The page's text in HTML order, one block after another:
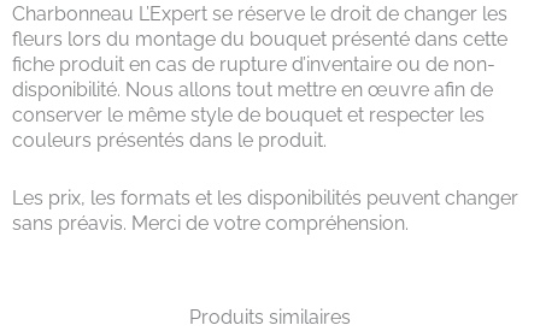
Charbonneau L’Expert se réserve le droit de changer les
fleurs lors du montage du bouquet présenté dans cette
fiche produit en cas de rupture d’inventaire ou de non-
disponibilité. Nous allons tout mettre en œuvre afin de
conserver le même style de bouquet et respecter les
couleurs présentés dans le produit.
Les prix, les formats et les disponibilités peuvent changer
sans préavis. Merci de votre compréhension.
Produits similaires